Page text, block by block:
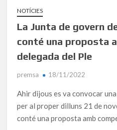
NOTÍCIES
La Junta de govern
conté una proposta
delegada del Ple
premsa 18/11/2022
Ahir dijous es va convocar
per al proper dilluns 21 de
conté una proposta amb